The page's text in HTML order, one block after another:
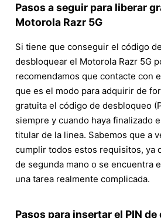
Pasos a seguir para liberar
Motorola Razr 5G
Si tiene que conseguir el código
desbloquear el Motorola Razr 5G
recomendamos que contacte con
que es el modo para adquirir de
gratuita el código de desbloqueo
siempre y cuando haya finalizado
titular de la linea. Sabemos que a
cumplir todos estos requisitos, ya
de segunda mano o se encuentra
una tarea realmente complicada.
Pasos para insertar el PIN